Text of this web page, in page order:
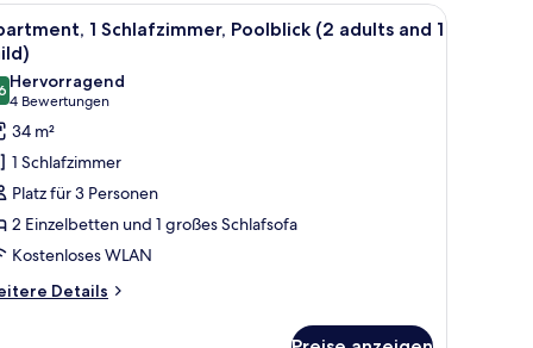
Sitzecke, einem Esstisch, einem Fernseher und einem Balkon mit Blick auf
Ein Hotelbalkon mit Pool, Liegestühlen und
12
1 Schlafzimmer, Poolblick (2 adults and 1
von 10
Hervorragend
4 Bewertungen
(4
Bewertungen)
34 m²
1 Schlafzimmer
Platz für 3 Personen
2 Einzelbetten und 1 großes Schlafsofa
Kostenloses WLAN
Details